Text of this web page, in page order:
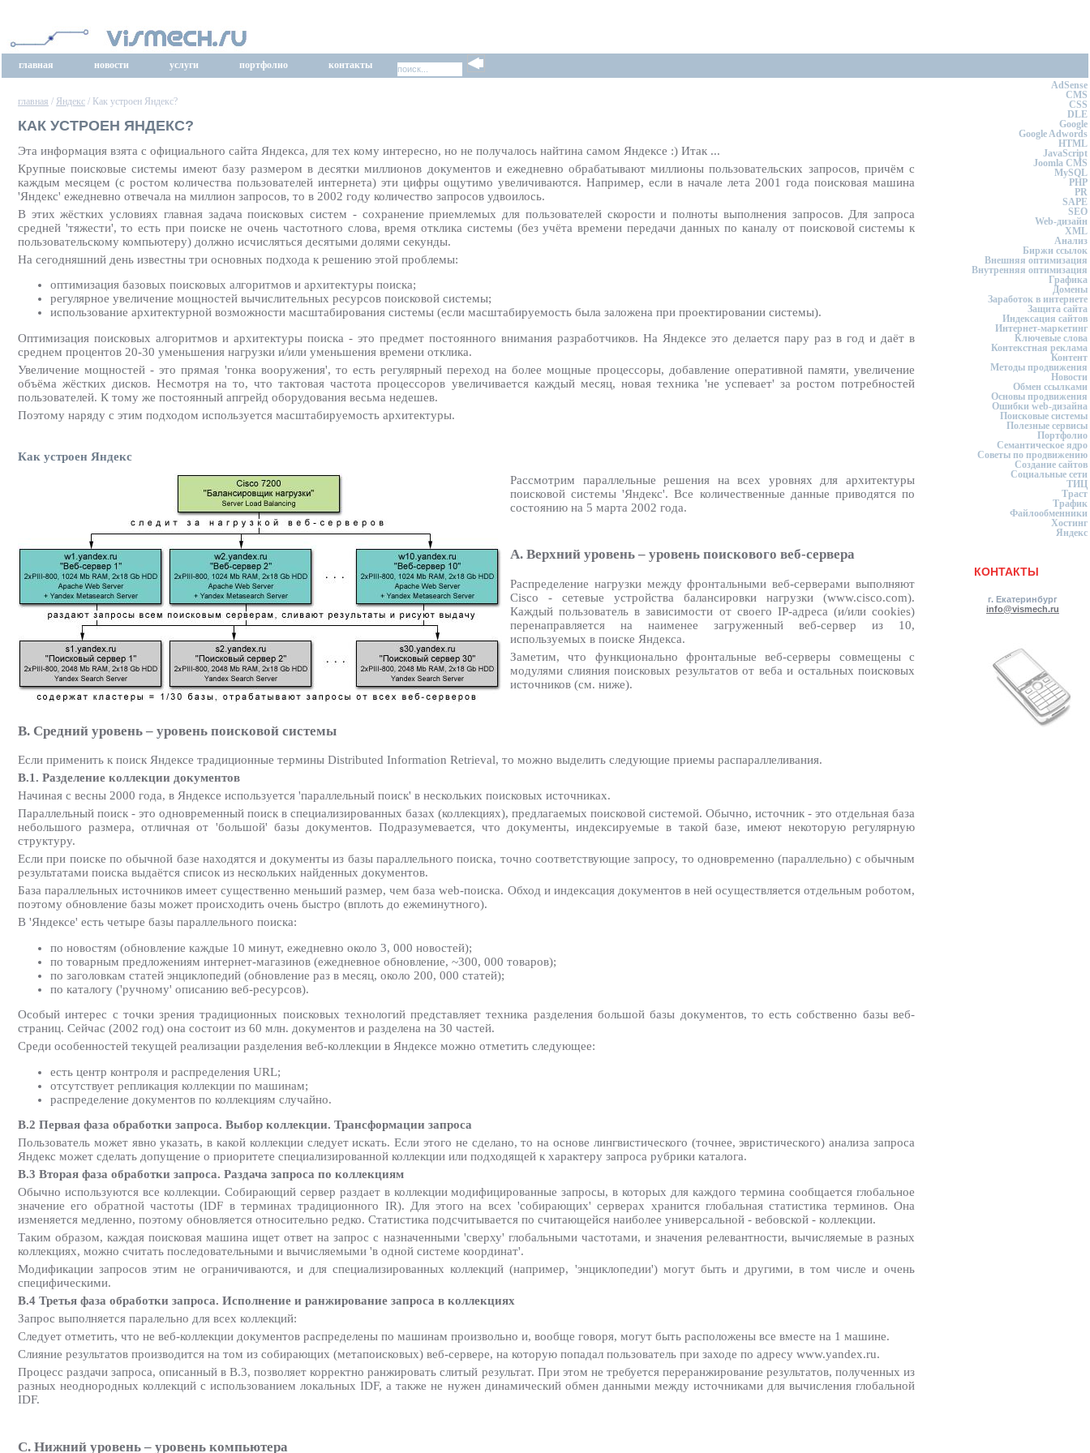
главная новости услуги портфолио контакты
главная / Яндекс / Как устроен Яндекс?
КАК УСТРОЕН ЯНДЕКС?
Эта информация взята с официального сайта Яндекса, для тех кому интересно, но не получалось найтина самом Яндексе :) Итак ...
Крупные поисковые системы имеют базу размером в десятки миллионов документов и ежедневно обрабатывают миллионы пользовательских запросов, причём с
каждым месяцем (с ростом количества пользователей интернета) эти цифры ощутимо увеличиваются. Например, если в начале лета 2001 года поисковая машина
'Яндекс' ежедневно отвечала на миллион запросов, то в 2002 году количество запросов удвоилось.
В этих жёстких условиях главная задача поисковых систем - сохранение приемлемых для пользователей скорости и полноты выполнения запросов. Для запроса
средней 'тяжести', то есть при поиске не очень частотного слова, время отклика системы (без учёта времени передачи данных по каналу от поисковой системы к
пользовательскому компьютеру) должно исчисляться десятыми долями секунды.
На сегодняшний день известны три основных подхода к решению этой проблемы:
оптимизация базовых поисковых алгоритмов и архитектуры поиска;
регулярное увеличение мощностей вычислительных ресурсов поисковой системы;
использование архитектурной возможности масштабирования системы (если масштабируемость была заложена при проектировании системы).
Оптимизация поисковых алгоритмов и архитектуры поиска - это предмет постоянного внимания разработчиков. На Яндексе это делается пару раз в год и даёт в
среднем процентов 20-30 уменьшения нагрузки и/или уменьшения времени отклика.
Увеличение мощностей - это прямая 'гонка вооружения', то есть регулярный переход на более мощные процессоры, добавление оперативной памяти, увеличение
объёма жёстких дисков. Несмотря на то, что тактовая частота процессоров увеличивается каждый месяц, новая техника 'не успевает' за ростом потребностей
пользователей. К тому же постоянный апгрейд оборудования весьма недешев.
Поэтому наряду с этим подходом используется масштабируемость архитектуры.
Как устроен Яндекс
Рассмотрим параллельные решения на всех уровнях для архитектуры
поисковой системы 'Яндекс'. Все количественные данные приводятся по
состоянию на 5 марта 2002 года.
A. Верхний уровень – уровень поискового веб-сервера
Распределение нагрузки между фронтальными веб-серверами выполняют
Cisco - сетевые устройства балансировки нагрузки (www.cisco.com).
Каждый пользователь в зависимости от своего IP-адреса (и/или cookies)
перенаправляется на наименее загруженный веб-сервер из 10,
используемых в поиске Яндекса.
Заметим, что функционально фронтальные веб-серверы совмещены с
модулями слияния поисковых результатов от веба и остальных поисковых
источников (см. ниже).
B. Средний уровень – уровень поисковой системы
Если применить к поиск Яндексе традиционные термины Distributed Information Retrieval, то можно выделить следующие приемы распараллеливания.
B.1. Разделение коллекции документов
Начиная с весны 2000 года, в Яндексе используется 'параллельный поиск' в нескольких поисковых источниках.
Параллельный поиск - это одновременный поиск в специализированных базах (коллекциях), предлагаемых поисковой системой. Обычно, источник - это отдельная база
небольшого размера, отличная от 'большой' базы документов. Подразумевается, что документы, индексируемые в такой базе, имеют некоторую регулярную
структуру.
Если при поиске по обычной базе находятся и документы из базы параллельного поиска, точно соответствующие запросу, то одновременно (параллельно) с обычным
результатами поиска выдаётся список из нескольких найденных документов.
База параллельных источников имеет существенно меньший размер, чем база web-поиска. Обход и индексация документов в ней осуществляется отдельным роботом,
поэтому обновление базы может происходить очень быстро (вплоть до ежеминутного).
В 'Яндексе' есть четыре базы параллельного поиска:
по новостям (обновление каждые 10 минут, ежедневно около 3, 000 новостей);
по товарным предложениям интернет-магазинов (ежедневное обновление, ~300, 000 товаров);
по заголовкам статей энциклопедий (обновление раз в месяц, около 200, 000 статей);
по каталогу ('ручному' описанию веб-ресурсов).
Особый интерес с точки зрения традиционных поисковых технологий представляет техника разделения большой базы документов, то есть собственно базы веб-
страниц. Сейчас (2002 год) она состоит из 60 млн. документов и разделена на 30 частей.
Среди особенностей текущей реализации разделения веб-коллекции в Яндексе можно отметить следующее:
есть центр контроля и распределения URL;
отсутствует репликация коллекции по машинам;
распределение документов по коллекциям случайно.
B.2 Первая фаза обработки запроса. Выбор коллекции. Трансформации запроса
Пользователь может явно указать, в какой коллекции следует искать. Если этого не сделано, то на основе лингвистического (точнее, эвристического) анализа запроса
Яндекс может сделать допущение о приоритете специализированной коллекции или подходящей к характеру запроса рубрики каталога.
B.3 Вторая фаза обработки запроса. Раздача запроса по коллекциям
Обычно используются все коллекции. Собирающий сервер раздает в коллекции модифицированные запросы, в которых для каждого термина сообщается глобальное
значение его обратной частоты (IDF в терминах традиционного IR). Для этого на всех 'собирающих' серверах хранится глобальная статистика терминов. Она
изменяется медленно, поэтому обновляется относительно редко. Статистика подсчитывается по считающейся наиболее универсальной - вебовской - коллекции.
Таким образом, каждая поисковая машина ищет ответ на запрос с назначенными 'сверху' глобальными частотами, и значения релевантности, вычисляемые в разных
коллекциях, можно считать последовательными и вычисляемыми 'в одной системе координат'.
Модификации запросов этим не ограничиваются, и для специализированных коллекций (например, 'энциклопедии') могут быть и другими, в том числе и очень
специфическими.
B.4 Третья фаза обработки запроса. Исполнение и ранжирование запроса в коллекциях
Запрос выполняется паралельно для всех коллекций:
Следует отметить, что не веб-коллекции документов распределены по машинам произвольно и, вообще говоря, могут быть расположены все вместе на 1 машине.
Слияние результатов производится на том из собирающих (метапоисковых) веб-сервере, на которую попадал пользователь при заходе по адресу www.yandex.ru.
Процесс раздачи запроса, описанный в B.3, позволяет корректно ранжировать слитый результат. При этом не требуется переранжирование результатов, полученных из
разных неоднородных коллекций с использованием локальных IDF, а также не нужен динамический обмен данными между источниками для вычисления глобальной
IDF.
C. Нижний уровень – уровень компьютера
AdSense
CMS
CSS
DLE
Google
Google Adwords
HTML
JavaScript
Joomla CMS
MySQL
PHP
PR
SAPE
SEO
Web-дизайн
XML
Анализ
Биржи ссылок
Внешняя оптимизация
Внутренняя оптимизация
Графика
Домены
Заработок в интернете
Защита сайта
Индексация сайтов
Интернет-маркетинг
Ключевые слова
Контекстная реклама
Контент
Методы продвижения
Новости
Обмен ссылками
Основы продвижения
Ошибки web-дизайна
Поисковые системы
Полезные сервисы
Портфолио
Семантическое ядро
Советы по продвижению
Создание сайтов
Социальные сети
ТИЦ
Траст
Трафик
Файлообменники
Хостинг
Яндекс
КОНТАКТЫ
г. Екатеринбург
info@vismech.ru